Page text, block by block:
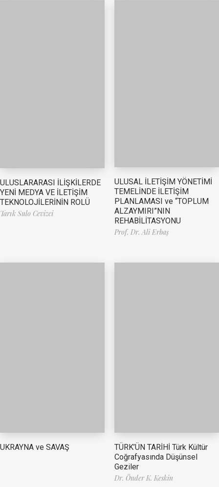
ULUSLARARASI İLİŞKİLERDE
YENİ MEDYA VE İLETİŞİM
TEKNOLOJİLERİNİN ROLÜ
Tarık Sulo Cevizci
ULUSAL İLETİŞİM YÖNETİMİ
TEMELİNDE İLETİŞİM
PLANLAMASI ve “TOPLUM
ALZAYMIRI”NIN
REHABİLİTASYONU
Prof. Dr. Ali Erbaş
UKRAYNA ve SAVAŞ
TÜRK’ÜN TARİHİ Türk Kültür
Coğrafyasında Düşünsel
Geziler
Dr. Önder K. Keskin